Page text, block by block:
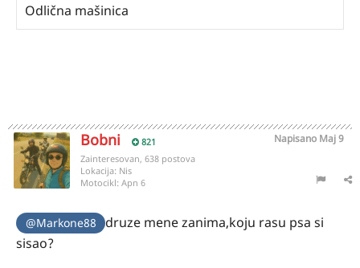
Odlična mašinica
Bobni 821 Napisano Maj 9
Zainteresovan, 638 postova
Lokacija: Nis
Motocikl: Apn 6
@Markone88
druze mene zanima,koju rasu psa si
sisao?